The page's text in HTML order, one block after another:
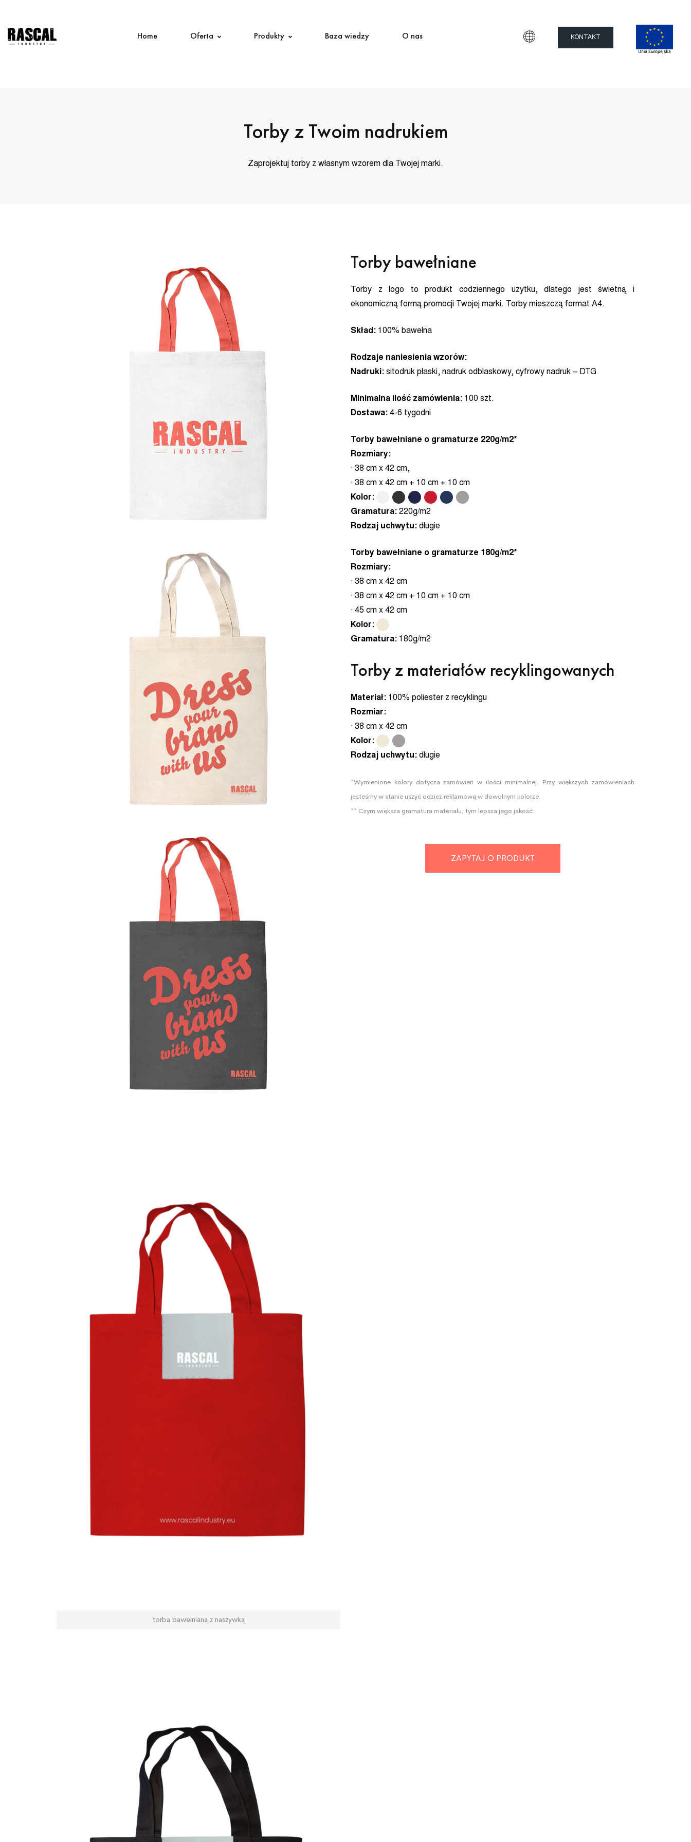
Home Oferta Produkty Baza wiedzy O nas KONTAKT
Torby z Twoim nadrukiem
Zaprojektuj torby z własnym wzorem dla Twojej marki.
torba bawełniana z naszywką
Torby bawełniane
Torby z logo to produkt codziennego użytku, dlatego jest świetną i
ekonomiczną formą promocji Twojej marki. Torby mieszczą format A4.
Skład: 100% bawełna
Rodzaje naniesienia wzorów:
Nadruki: sitodruk płaski, nadruk odblaskowy, cyfrowy nadruk – DTG
Minimalna ilość zamówienia: 100 szt.
Dostawa: 4-6 tygodni
Torby bawełniane o gramaturze 220g/m2*
Rozmiary:
· 38 cm x 42 cm,
· 38 cm x 42 cm + 10 cm + 10 cm
Kolor:
Gramatura: 220g/m2
Rodzaj uchwytu: długie
Torby bawełniane o gramaturze 180g/m2*
Rozmiary:
· 38 cm x 42 cm
· 38 cm x 42 cm + 10 cm + 10 cm
· 45 cm x 42 cm
Kolor:
Gramatura: 180g/m2
Torby z materiałów recyklingowanych
Materiał: 100% poliester z recyklingu
Rozmiar:
· 38 cm x 42 cm
Kolor:
Rodzaj uchwytu: długie
*Wymienione kolory dotyczą zamówień w ilości minimalnej. Przy większych zamówieniach
jesteśmy w stanie uszyć odzież reklamową w dowolnym kolorze.
** Czym większa gramatura materiału, tym lepsza jego jakość.
ZAPYTAJ O PRODUKT